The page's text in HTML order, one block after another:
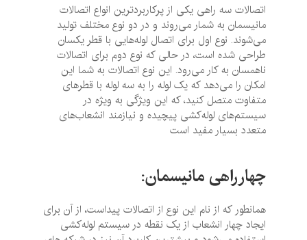
اتصالات سه راهی یکی از پرکاربردترین انواع اتصالات
مانیسمان به شمار می‌روند و در دو نوع مختلف تولید
می‌شوند. نوع اول برای اتصال لوله‌هایی با قطر یکسان
طراحی شده است، در حالی که نوع دوم برای اتصالات
ناهمسان به کار می‌رود. این نوع اتصالات به شما این
امکان را می‌دهد که یک لوله را به سه لوله با قطرهای
متفاوت متصل کنید، که این ویژگی به ویژه در
سیستم‌های لوله‌کشی پیچیده و نیازمند انشعاب‌های
متعدد بسیار مفید است
چهارراهی مانیسمان:
همانطور که از نام این نوع از اتصالات پیداست، از آن برای
ایجاد چهار انشعاب از یک نقطه در سیستم لوله‌کشی